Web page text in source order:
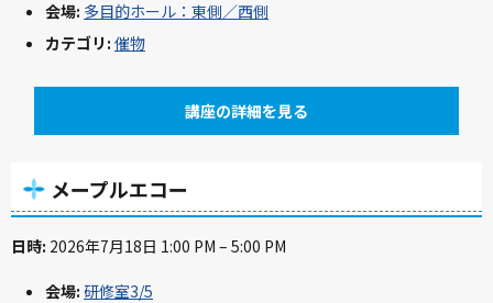
会場: 多目的ホール：東側／西側
カテゴリ: 催物
講座の詳細を見る
メープルエコー
日時: 2026年7月18日 1:00 PM – 5:00 PM
会場: 研修室3/5